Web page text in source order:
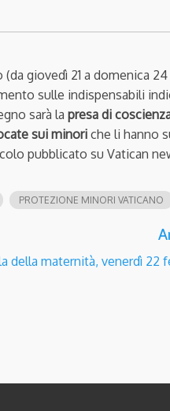
giovedì 21 a domenica
sulle indispensabili
sarà la presa di
sui minori che li hanno
pubblicato su Vatican
PROTEZIONE MINORI VATICANO
della maternità, venerdì 22